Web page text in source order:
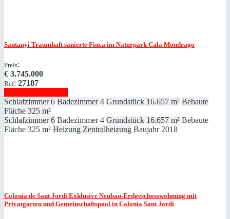
Santanyi Traumhaft sanierte Finca im Naturpark Cala Mondrago
Preis:
€ 3.745.000
Ref: 27187
Schlafzimmer 6 Badezimmer 4 Grundstück 16.657 m² Bebaute
Fläche 325 m²
Schlafzimmer 6 Badezimmer 4 Grundstück 16.657 m² Bebaute
Fläche 325 m² Heizung Zentralheizung Baujahr 2018
Colonia de Sant Jordi Exklusive Neubau-Erdgeschosswohnung mit
Privatgarten und Gemeinschaftspool in Colonia Sant Jordi